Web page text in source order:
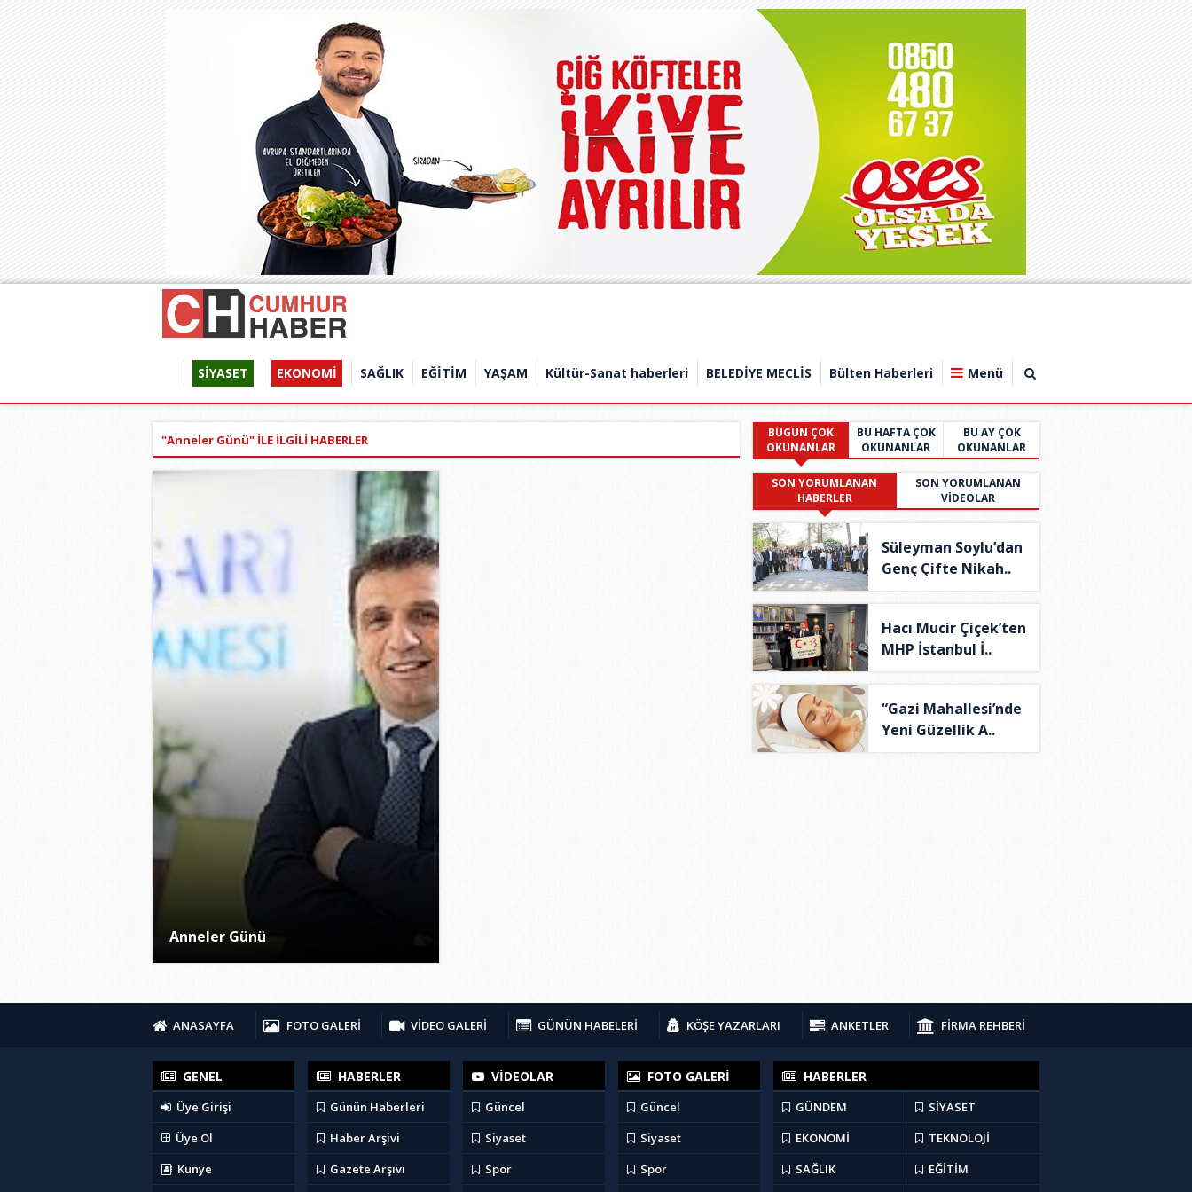
SİYASET EKONOMİ SAĞLIK EĞİTİM YAŞAM Kültür-Sanat haberleri BELEDİYE MECLİS Bülten Haberleri Menü
"Anneler Günü" İLE İLGİLİ HABERLER
Anneler Günü
BUGÜN ÇOK
OKUNANLAR
BU HAFTA ÇOK
OKUNANLAR
BU AY ÇOK
OKUNANLAR
SON YORUMLANAN
HABERLER
SON YORUMLANAN
VİDEOLAR
Süleyman Soylu’dan
Genç Çifte Nikah..
Hacı Mucir Çiçek’ten
MHP İstanbul İ..
“Gazi Mahallesi’nde
Yeni Güzellik A..
ANASAYFA FOTO GALERİ VİDEO GALERİ GÜNÜN HABELERİ KÖŞE YAZARLARI ANKETLER FİRMA REHBERİ
GENEL
Üye Girişi
Üye Ol
Künye
HABERLER
Günün Haberleri
Haber Arşivi
Gazete Arşivi
VİDEOLAR
Güncel
Siyaset
Spor
FOTO GALERİ
Güncel
Siyaset
Spor
HABERLER
GÜNDEM
SİYASET
EKONOMİ
TEKNOLOJİ
SAĞLIK
EĞİTİM